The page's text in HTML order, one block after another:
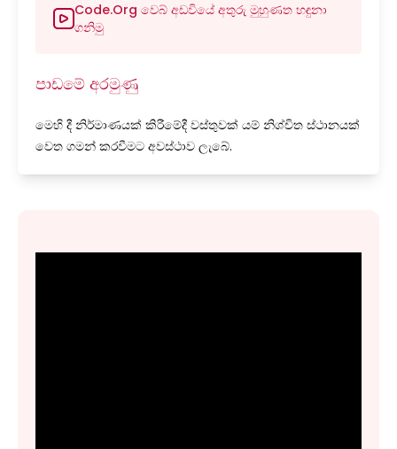
Code.org වෙබ් අඩවියේ අතුරු මුහුණත හඳුනා
ගනිමු
පාඩමේ අරමුණු
මෙහි දී නිර්මාණයක් කිරීමේදී වස්තුවක් යම් නිශ්චිත ස්ථානයක්
වෙත ගමන් කරවීමට අවස්ථාව ලැබේ.